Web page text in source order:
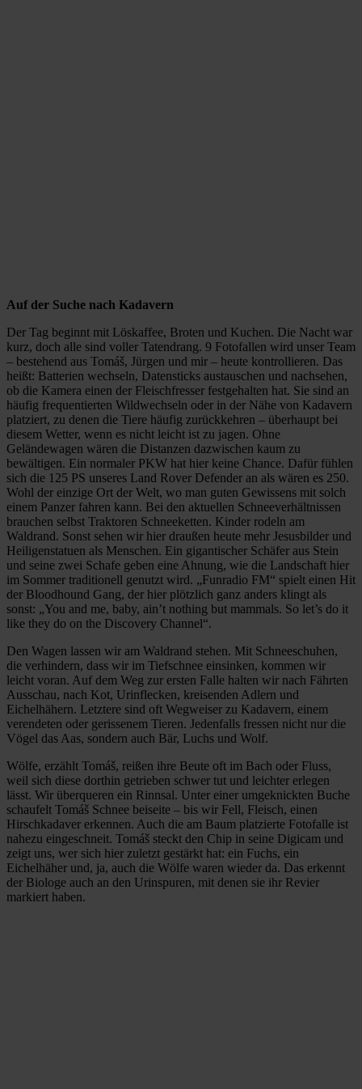
Auf der Suche nach Kadavern
Der Tag beginnt mit Löskaffee, Broten und Kuchen. Die Nacht war
kurz, doch alle sind voller Tatendrang. 9 Fotofallen wird unser Team
– bestehend aus Tomáš, Jürgen und mir – heute kontrollieren. Das
heißt: Batterien wechseln, Datensticks austauschen und nachsehen,
ob die Kamera einen der Fleischfresser festgehalten hat. Sie sind an
häufig frequentierten Wildwechseln oder in der Nähe von Kadavern
platziert, zu denen die Tiere häufig zurückkehren – überhaupt bei
diesem Wetter, wenn es nicht leicht ist zu jagen. Ohne
Geländewagen wären die Distanzen dazwischen kaum zu
bewältigen. Ein normaler PKW hat hier keine Chance. Dafür fühlen
sich die 125 PS unseres Land Rover Defender an als wären es 250.
Wohl der einzige Ort der Welt, wo man guten Gewissens mit solch
einem Panzer fahren kann. Bei den aktuellen Schneeverhältnissen
brauchen selbst Traktoren Schneeketten. Kinder rodeln am
Waldrand. Sonst sehen wir hier draußen heute mehr Jesusbilder und
Heiligenstatuen als Menschen. Ein gigantischer Schäfer aus Stein
und seine zwei Schafe geben eine Ahnung, wie die Landschaft hier
im Sommer traditionell genutzt wird. „Funradio FM“ spielt einen Hit
der Bloodhound Gang, der hier plötzlich ganz anders klingt als
sonst: „You and me, baby, ain’t nothing but mammals. So let’s do it
like they do on the Discovery Channel“.
Den Wagen lassen wir am Waldrand stehen. Mit Schneeschuhen,
die verhindern, dass wir im Tiefschnee einsinken, kommen wir
leicht voran. Auf dem Weg zur ersten Falle halten wir nach Fährten
Ausschau, nach Kot, Urinflecken, kreisenden Adlern und
Eichelhähern. Letztere sind oft Wegweiser zu Kadavern, einem
verendeten oder gerissenem Tieren. Jedenfalls fressen nicht nur die
Vögel das Aas, sondern auch Bär, Luchs und Wolf.
Wölfe, erzählt Tomáš, reißen ihre Beute oft im Bach oder Fluss,
weil sich diese dorthin getrieben schwer tut und leichter erlegen
lässt. Wir überqueren ein Rinnsal. Unter einer umgeknickten Buche
schaufelt Tomáš Schnee beiseite – bis wir Fell, Fleisch, einen
Hirschkadaver erkennen. Auch die am Baum platzierte Fotofalle ist
nahezu eingeschneit. Tomáš steckt den Chip in seine Digicam und
zeigt uns, wer sich hier zuletzt gestärkt hat: ein Fuchs, ein
Eichelhäher und, ja, auch die Wölfe waren wieder da. Das erkennt
der Biologe auch an den Urinspuren, mit denen sie ihr Revier
markiert haben.